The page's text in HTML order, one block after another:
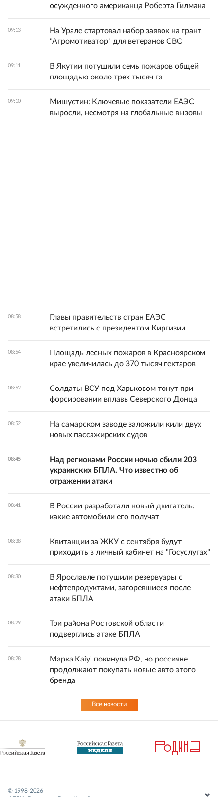
осужденного американца Роберта Гилмана
09:13
На Урале стартовал набор заявок на грант
"Агромотиватор" для ветеранов СВО
09:11
В Якутии потушили семь пожаров общей
площадью около трех тысяч га
09:10
Мишустин: Ключевые показатели ЕАЭС
выросли, несмотря на глобальные вызовы
08:58
Главы правительств стран ЕАЭС
встретились с президентом Киргизии
08:54
Площадь лесных пожаров в Красноярском
крае увеличилась до 370 тысяч гектаров
08:52
Солдаты ВСУ под Харьковом тонут при
форсировании вплавь Северского Донца
08:52
На самарском заводе заложили кили двух
новых пассажирских судов
08:45
Над регионами России ночью сбили 203
украинских БПЛА. Что известно об
отражении атаки
08:41
В России разработали новый двигатель:
какие автомобили его получат
08:38
Квитанции за ЖКУ с сентября будут
приходить в личный кабинет на "Госуслугах"
08:30
В Ярославле потушили резервуары с
нефтепродуктами, загоревшиеся после
атаки БПЛА
08:29
Три района Ростовской области
подверглись атаке БПЛА
08:28
Марка Kaiyi покинула РФ, но россияне
продолжают покупать новые авто этого
бренда
Все новости
© 1998-2026